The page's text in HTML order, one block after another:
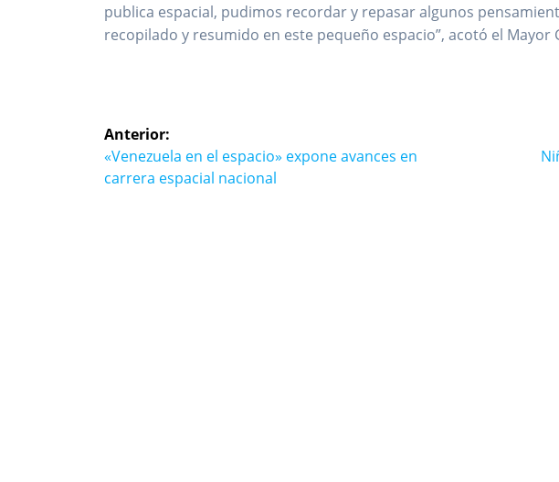
publica espacial, pudimos recordar y repasar algunos
recopilado y resumido en este pequeño espacio”, acotó el Mayor
Navegación
de
Anterior:
Entrada
anterior:
«Venezuela en el espacio» expone avances en
carrera espacial nacional